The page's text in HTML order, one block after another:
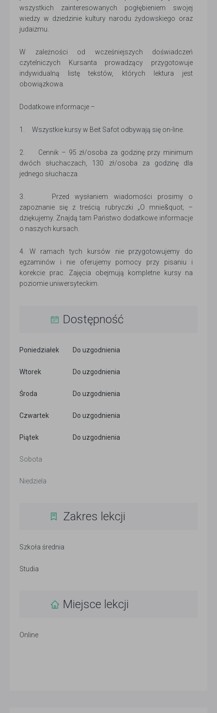
wszystkich zainteresowanych pogłębieniem swojej
wiedzy w dziedzinie kultury narodu żydowskiego oraz
judaizmu.
W zależności od wcześniejszych doświadczeń
czytelniczych Kursanta prowadzący przygotowuje
indywidualną listę tekstów, których lektura jest
obowiązkowa.
Dodatkowe informacje –
1. Wszystkie kursy w Beit Safot odbywają się on-line.
2. Cennik – 95 zł/osoba za godzinę przy minimum
dwóch słuchaczach, 130 zł/osoba za godzinę dla
jednego słuchacza.
3. Przed wysłaniem wiadomości prosimy o
zapoznanie się z treścią rubryczki „O mnie&quot; –
dziękujemy. Znajdą tam Państwo dodatkowe informacje
o naszych kursach.
4. W ramach tych kursów nie przygotowujemy do
egzaminów i nie oferujemy pomocy przy pisaniu i
korekcie prac. Zajęcia obejmują kompletne kursy na
poziomie uniwersyteckim.
Dostępność
Poniedziałek Do uzgodnienia
Wtorek Do uzgodnienia
Środa Do uzgodnienia
Czwartek Do uzgodnienia
Piątek Do uzgodnienia
Sobota
Niedziela
Zakres lekcji
Szkoła średnia
Studia
Miejsce lekcji
Online